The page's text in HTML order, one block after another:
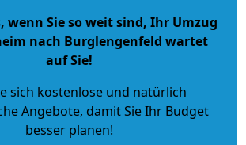
wenn Sie so weit sind, Ihr Umzug
nach Burglengenfeld wartet
auf Sie!
sich kostenlose und natürlich
Angebote, damit Sie Ihr Budget
besser planen!